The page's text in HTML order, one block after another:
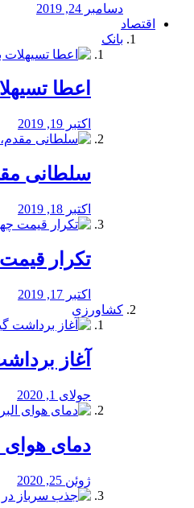
دسامبر 24, 2019
اقتصاد
بانک
️اعطا
اکتبر 19, 2019
سلطانی
اکتبر 18, 2019
تکرار قیمت
اکتبر 17, 2019
کشاورزی
آغاز
جولای 1, 2020
دمای هوای
ژوئن 25, 2020